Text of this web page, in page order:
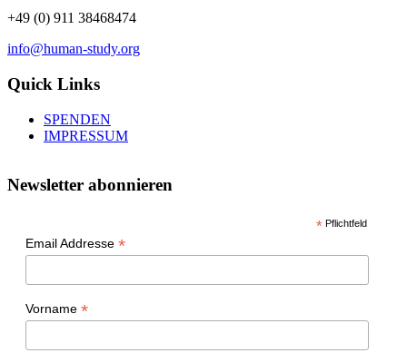
+49 (0) 911 38468474
info@human-study.org
Quick Links
SPENDEN
IMPRESSUM
Newsletter abonnieren
* Pflichtfeld
Email Addresse *
Vorname *